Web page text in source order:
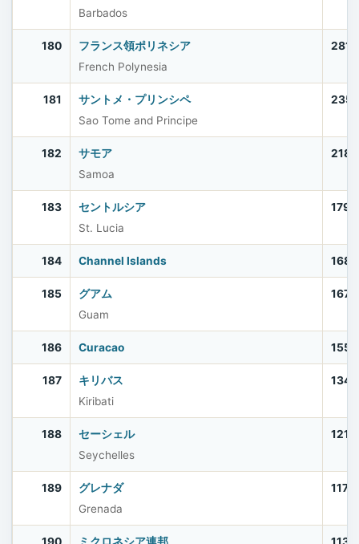
Barbados
180
フランス領ポリネシア
French Polynesia
181
サントメ・プリンシペ
Sao Tome and Principe
182
サモア
Samoa
183
セントルシア
St. Lucia
184 Channel Islands
185
グアム
Guam
186 Curacao
187
キリバス
Kiribati
188
セーシェル
Seychelles
189
グレナダ
Grenada